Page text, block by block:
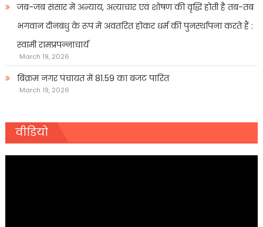
जब-जब संसार में अन्याय, अत्याचार एवं शोषण की वृद्धि होती है तब-तब
भगवान दीनबंधु के रूप में अवतरित होकर धर्म की पुनर्स्थापना करते हैं :
स्वामी रामप्रपन्नाचार्य
March 19, 2026
बिक्रम नगर पंचायत में 81.59 का बजट पारित
March 19, 2026
वीडियो